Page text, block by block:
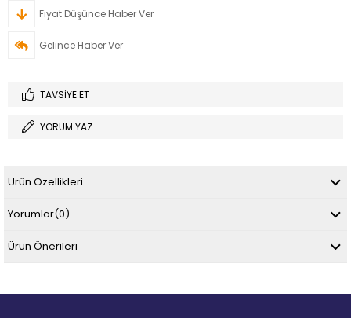
Fiyat Düşünce Haber Ver
Gelince Haber Ver
TAVSIYE ET
YORUM YAZ
Ürün Özellikleri
Yorumlar(0)
Ürün Önerileri